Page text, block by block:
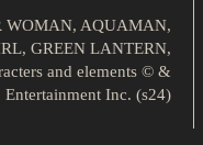
WOMAN, AQUAMAN,
GREEN LANTERN,
and elements © &
Inc. (s24)